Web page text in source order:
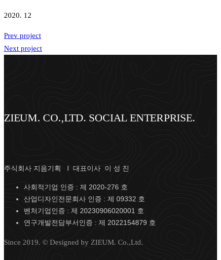
2020. 12
Prev project
Next project
ZIEUM. CO.,LTD. SOCIAL ENTERPRISE.
주식회사 지음기획 I 대표이사 이 성 진
사회적기업 인증 : 제 2020-276 호
산업디자인전문회사 인증 : 제 09332 호
벤처기업인증 : 제 20230906020001 호
연구개발전담부서인증 : 제 2022154879 호
Since 2019. © Designed by ZIEUM. Co.,Ltd.